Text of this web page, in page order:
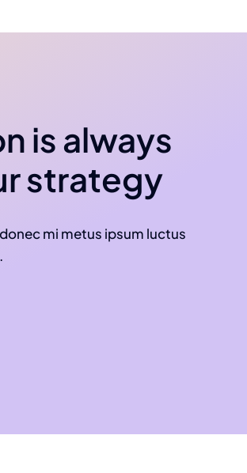
is always
strategy
mi metus ipsum luctus